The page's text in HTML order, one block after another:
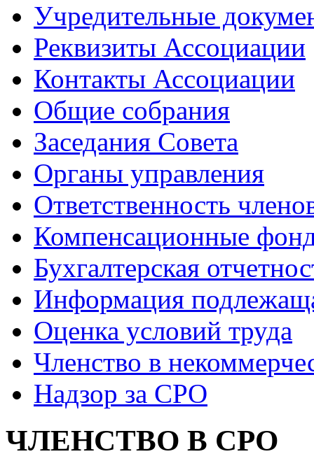
Учредительные
Реквизиты Ассоциации
Контакты Ассоциации
Общие собрания
Заседания Совета
Органы управления
Ответственность
Компенсационные
Бухгалтерская
Информация
Оценка условий труда
Членство в
Надзор за СРО
ЧЛЕНСТВО В СРО